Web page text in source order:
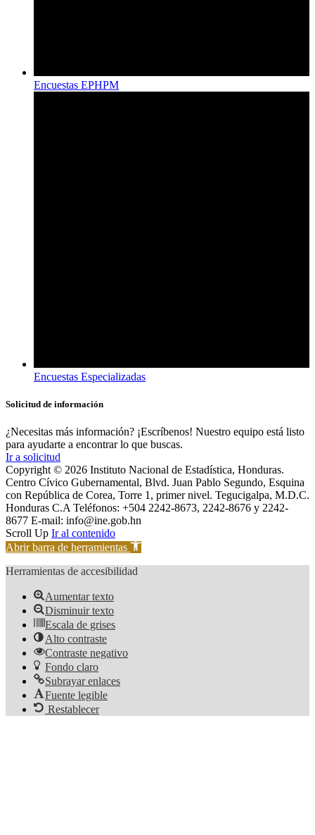
Encuestas EPHPM
Encuestas Especializadas
Solicitud de información
¿Necesitas más información? ¡Escríbenos! Nuestro equipo está listo
para ayudarte a encontrar lo que buscas.
Ir a solicitud
Copyright © 2026 Instituto Nacional de Estadística, Honduras.
Centro Cívico Gubernamental, Blvd. Juan Pablo Segundo, Esquina
con República de Corea, Torre 1, primer nivel. Tegucigalpa, M.D.C.
Honduras C.A Teléfonos: +504 2242-8673, 2242-8676 y 2242-
8677 E-mail: info@ine.gob.hn
Scroll Up Ir al contenido
Abrir barra de herramientas
Herramientas de accesibilidad
Aumentar texto
Disminuir texto
Escala de grises
Alto contraste
Contraste negativo
Fondo claro
Subrayar enlaces
Fuente legible
Restablecer